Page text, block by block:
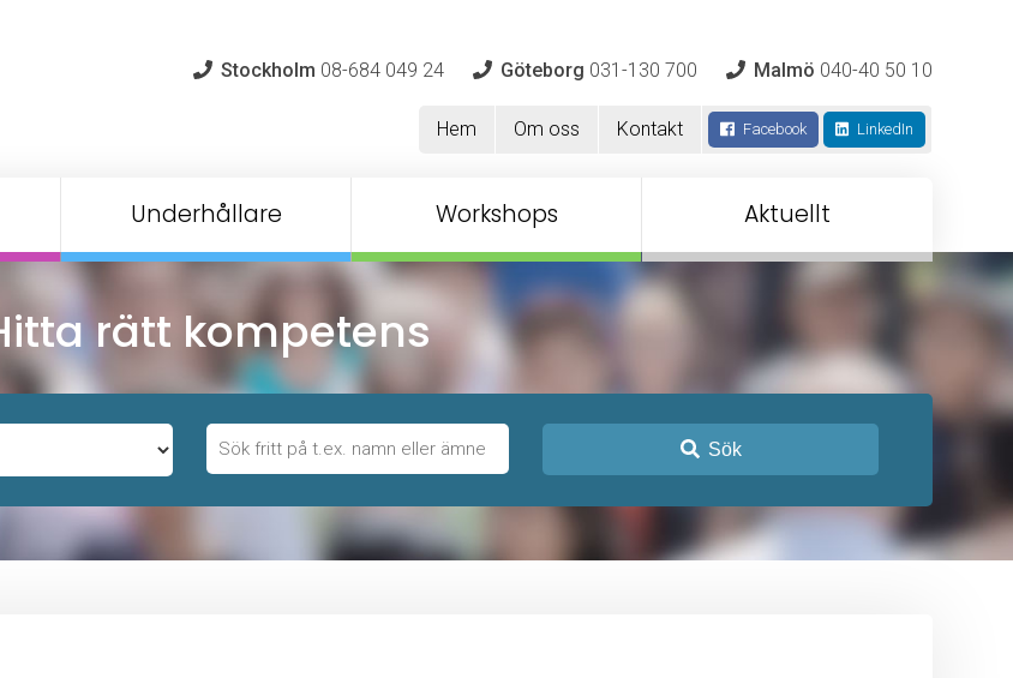
Stockholm 08-684 049 24 Göteborg 031-130 700 Malmö 040-40 50 10
Hem Om oss Kontakt Facebook LinkedIn
Underhållare Workshops Aktuellt
rätt kompetens
Sök